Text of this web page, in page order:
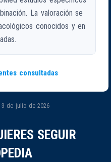
La valoración se
conocidos y en
consultadas
3 de julio de 2026
SEGUIR